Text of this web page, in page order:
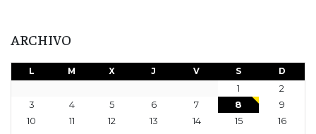
ARCHIVO
L M X J V S D
1
2
3
4 5 6 7 8
9
10
11 12 13 14 15
16